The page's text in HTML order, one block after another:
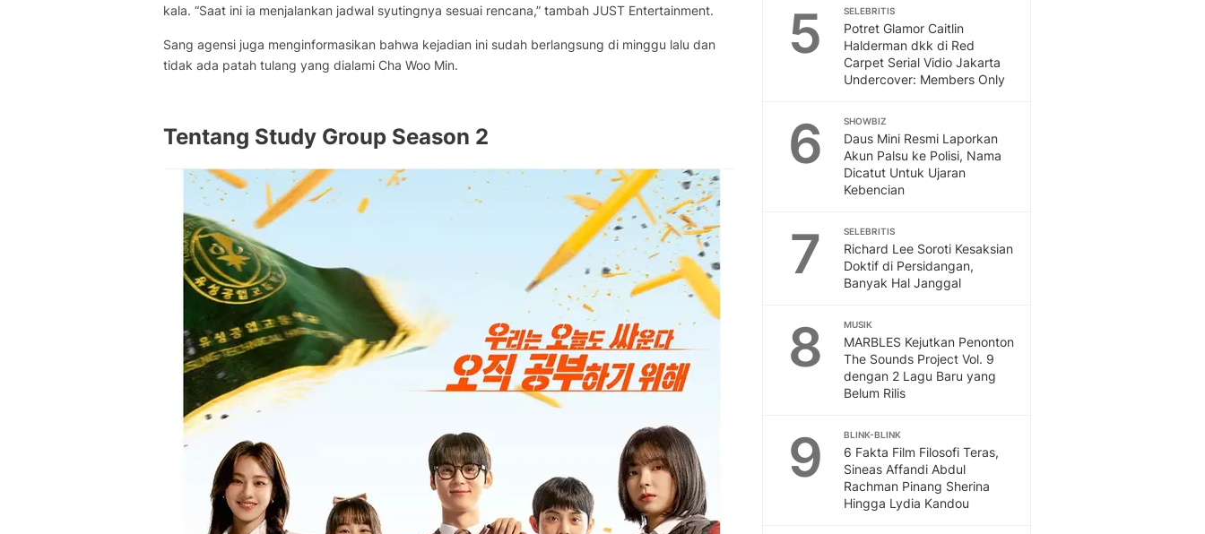
kala. “Saat ini ia menjalankan jadwal syutingnya sesuai rencana,” tambah JUST Entertainment.
Sang agensi juga menginformasikan bahwa kejadian ini sudah berlangsung di minggu lalu dan
tidak ada patah tulang yang dialami Cha Woo Min.
Tentang Study Group Season 2
5 SELEBRITIS
Potret Glamor Caitlin
Halderman dkk di Red
Carpet Serial Vidio Jakarta
Undercover: Members Only
6 SHOWBIZ
Daus Mini Resmi Laporkan
Akun Palsu ke Polisi, Nama
Dicatut Untuk Ujaran
Kebencian
7 SELEBRITIS
Richard Lee Soroti Kesaksian
Doktif di Persidangan,
Banyak Hal Janggal
8 MUSIK
MARBLES Kejutkan Penonton
The Sounds Project Vol. 9
dengan 2 Lagu Baru yang
Belum Rilis
9 BLINK-BLINK
6 Fakta Film Filosofi Teras,
Sineas Affandi Abdul
Rachman Pinang Sherina
Hingga Lydia Kandou